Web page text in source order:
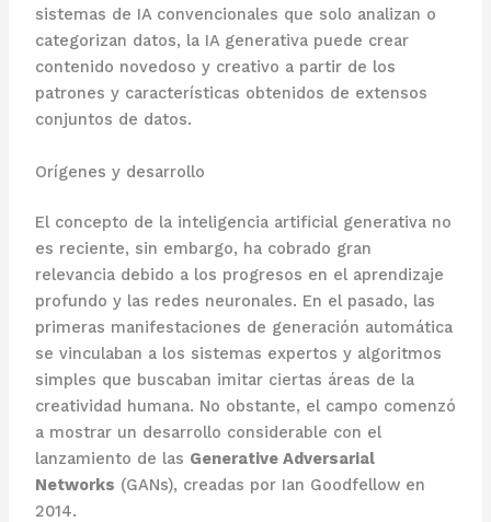
sistemas de IA convencionales que solo analizan o
categorizan datos, la IA generativa puede crear
contenido novedoso y creativo a partir de los
patrones y características obtenidos de extensos
conjuntos de datos.
Orígenes y desarrollo
El concepto de la inteligencia artificial generativa no
es reciente, sin embargo, ha cobrado gran
relevancia debido a los progresos en el aprendizaje
profundo y las redes neuronales. En el pasado, las
primeras manifestaciones de generación automática
se vinculaban a los sistemas expertos y algoritmos
simples que buscaban imitar ciertas áreas de la
creatividad humana. No obstante, el campo comenzó
a mostrar un desarrollo considerable con el
lanzamiento de las Generative Adversarial
Networks (GANs), creadas por Ian Goodfellow en
2014.